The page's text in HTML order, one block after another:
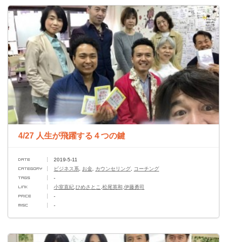
4/27 人生が飛躍する４つの鍵
2019-5-11
ビジネス系, お金, カウンセリング, コーチング
-
小室直紀,ひめさとこ,松尾英和,伊藤勇司
-
-